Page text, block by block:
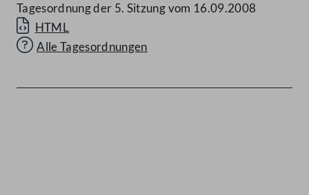
Tagesordnung der 5. Sitzung vom 16.09.2008
HTML
Alle Tagesordnungen